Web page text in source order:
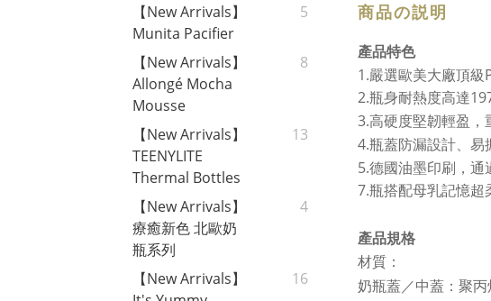
【New Arrivals】
Munita Pacifier
5
【New Arrivals】
Allongé Mocha
Mousse
8
【New Arrivals】
TEENYLITE
Thermal Bottles
13
【New Arrivals】
療癒新色 北歐奶
瓶系列
4
【New Arrivals】
16
商品の説明
產品特色
1.嚴選歐美大廠頂級
2.瓶身耐熱度高達
3.高硬度堅韌輕盈，
4.瓶蓋防漏設計、易
5.德國油墨印刷，通
7.瓶搭配母乳記憶超
產品規格
材質：
奶瓶蓋／中蓋：聚